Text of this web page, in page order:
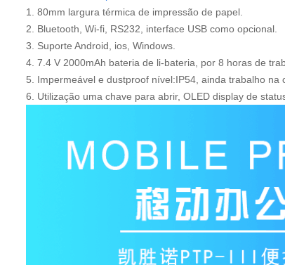
1. 80mm largura térmica de impressão de papel.
2. Bluetooth, Wi-fi, RS232, interface USB como opcional.
3. Suporte Android, ios, Windows.
4. 7.4 V 2000mAh bateria de li-bateria, por 8 horas de
5. Impermeável e dustproof nível:IP54, ainda trabalho na
6. Utilização uma chave para abrir, OLED display de